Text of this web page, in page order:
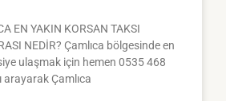
EN YAKIN KORSAN TAKSI
NEDİR? Çamlıca bölgesinde en
ulaşmak için hemen 0535 468
arayarak Çamlıca